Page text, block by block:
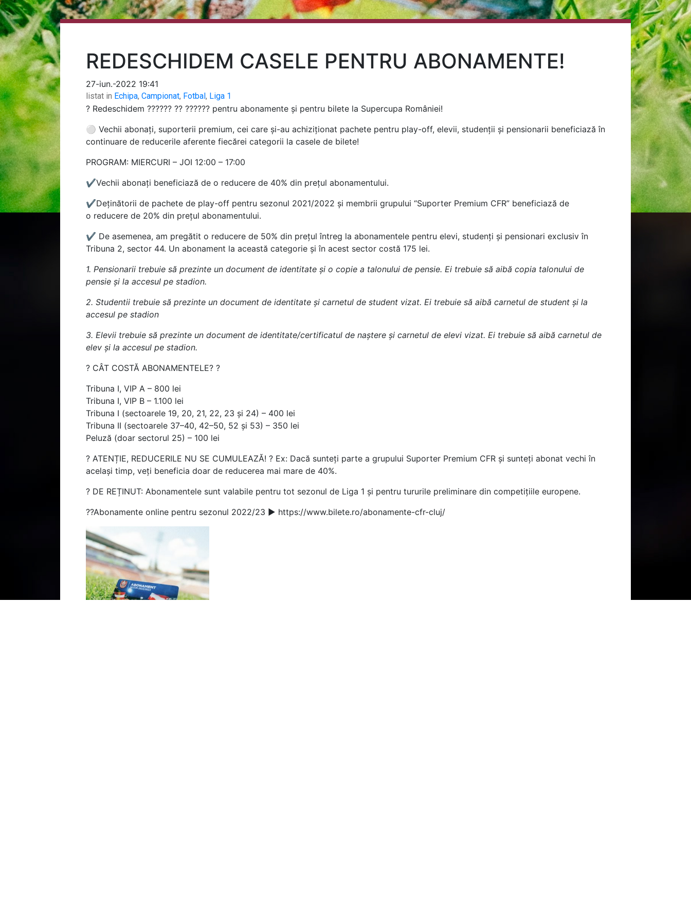
REDESCHIDEM CASELE PENTRU ABONAMENTE!
27-iun.-2022 19:41
listat in Echipa, Campionat, Fotbal, Liga 1
? Redeschidem ?????? ?? ?????? pentru abonamente și pentru bilete la Supercupa României!
⚪️ Vechii abonați, suporterii premium, cei care și-au achiziționat pachete pentru play-off, elevii, studenții și pensionarii beneficiază în
continuare de reducerile aferente fiecărei categorii la casele de bilete!
PROGRAM: MIERCURI – JOI 12:00 – 17:00
✔️Vechii abonați beneficiază de o reducere de 40% din prețul abonamentului.
✔️Deținătorii de pachete de play-off pentru sezonul 2021/2022 și membrii grupului “Suporter Premium CFR” beneficiază de
o reducere de 20% din prețul abonamentului.
✔️ De asemenea, am pregătit o reducere de 50% din prețul întreg la abonamentele pentru elevi, studenți și pensionari exclusiv în
Tribuna 2, sector 44. Un abonament la această categorie și în acest sector costă 175 lei.
1. Pensionarii trebuie să prezinte un document de identitate și o copie a talonului de pensie. Ei trebuie să aibă copia talonului de
pensie și la accesul pe stadion.
2. Studentii trebuie să prezinte un document de identitate și carnetul de student vizat. Ei trebuie să aibă carnetul de student și la
accesul pe stadion
3. Elevii trebuie să prezinte un document de identitate/certificatul de naștere și carnetul de elevi vizat. Ei trebuie să aibă carnetul de
elev și la accesul pe stadion.
? CÂT COSTĂ ABONAMENTELE? ?
Tribuna I, VIP A – 800 lei
Tribuna I, VIP B – 1.100 lei
Tribuna I (sectoarele 19, 20, 21, 22, 23 și 24) – 400 lei
Tribuna II (sectoarele 37–40, 42–50, 52 și 53) – 350 lei
Peluză (doar sectorul 25) – 100 lei
? ATENȚIE, REDUCERILE NU SE CUMULEAZĂ! ? Ex: Dacă sunteți parte a grupului Suporter Premium CFR și sunteți abonat vechi în
același timp, veți beneficia doar de reducerea mai mare de 40%.
? DE REȚINUT: Abonamentele sunt valabile pentru tot sezonul de Liga 1 și pentru tururile preliminare din competițiile europene.
??Abonamente online pentru sezonul 2022/23 ▶️ https://www.bilete.ro/abonamente-cfr-cluj/